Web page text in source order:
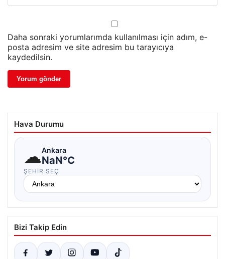
Daha sonraki yorumlarımda kullanılması için adım, e-
posta adresim ve site adresim bu tarayıcıya
kaydedilsin.
Hava Durumu
☁Ankara
NaN°C
ŞEHIR SEÇ
Bizi Takip Edin